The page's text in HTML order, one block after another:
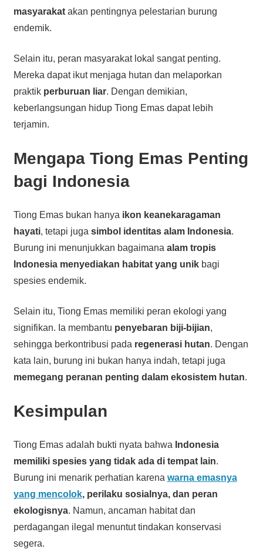
masyarakatakan pentingnya pelestarian burung
endemik.
Selain itu, peran masyarakat lokal sangat penting.
Mereka dapat ikut menjaga hutan dan melaporkan
praktik perburuan liar. Dengan demikian,
keberlangsungan hidup Tiong Emas dapat lebih
terjamin.
Mengapa Tiong Emas Penting
bagi Indonesia
Tiong Emas bukan hanya ikon keanekaragaman
hayati, tetapi juga simbol identitas alam Indonesia.
Burung ini menunjukkan bagaimana alam tropis
Indonesia menyediakan habitat yang unikbagi
spesies endemik.
Selain itu, Tiong Emas memiliki peran ekologi yang
signifikan. Ia membantu penyebaran biji-bijian,
sehingga berkontribusi pada regenerasi hutan. Dengan
kata lain, burung ini bukan hanya indah, tetapi juga
memegang peranan penting dalam ekosistem hutan.
Kesimpulan
Tiong Emas adalah bukti nyata bahwa Indonesia
memiliki spesies yang tidak ada di tempat lain.
Burung ini menarik perhatian karena warna emasnya
yang mencolok, perilaku sosialnya, dan peran
ekologisnya. Namun, ancaman habitat dan
perdagangan ilegal menuntut tindakan konservasi
segera.